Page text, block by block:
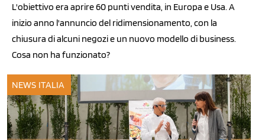
L'obiettivo era aprire 60 punti vendita, in Europa e Usa. A
inizio anno l'annuncio del ridimensionamento, con la
chiusura di alcuni negozi e un nuovo modello di business.
Cosa non ha funzionato?
NEWS ITALIA